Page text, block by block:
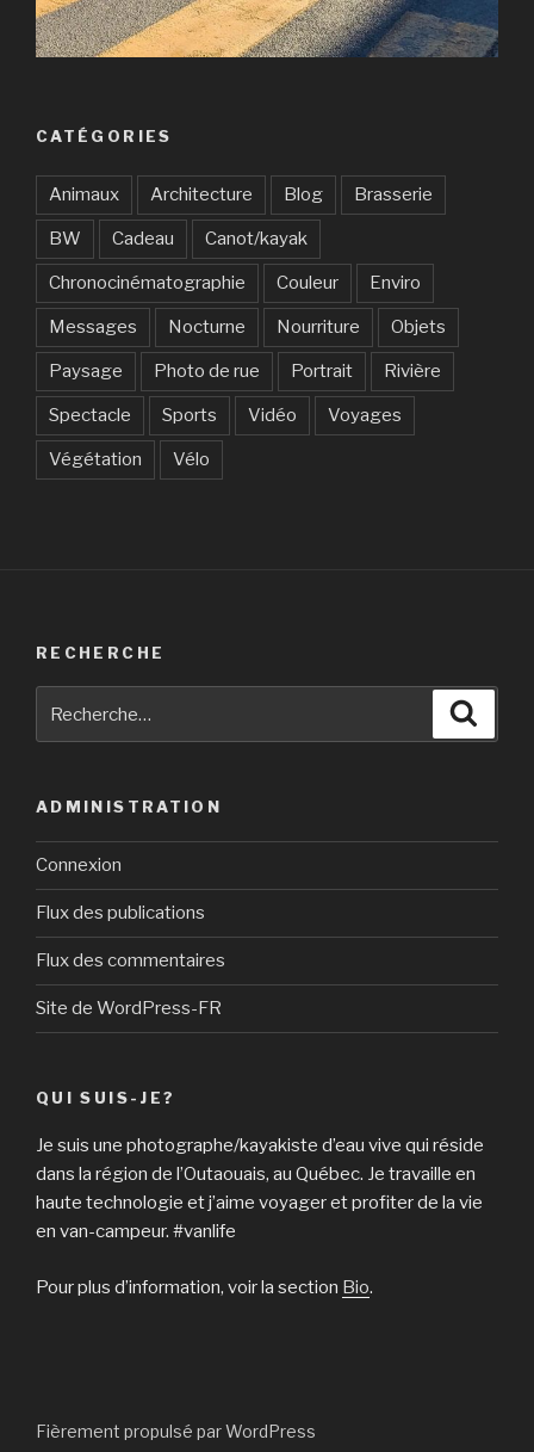
CATÉGORIES
Animaux Architecture Blog Brasserie
BW Cadeau Canot/kayak
Chronocinématographie Couleur Enviro
Messages Nocturne Nourriture Objets
Paysage Photo de rue Portrait Rivière
Spectacle Sports Vidéo Voyages
Végétation Vélo
RECHERCHE
pour
ADMINISTRATION
Connexion
Flux des publications
Flux des commentaires
Site de WordPress-FR
QUI SUIS-JE?
Je suis une photographe/kayakiste d’eau vive qui réside
dans la région de l’Outaouais, au Québec. Je travaille en
haute technologie et j’aime voyager et profiter de la vie
en van-campeur. #vanlife
Pour plus d’information, voir la section Bio.
Fièrement propulsé par WordPress